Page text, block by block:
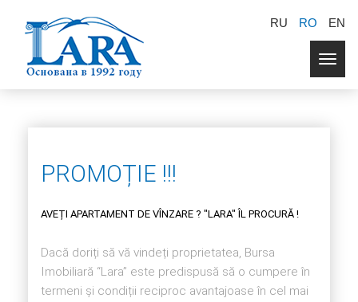
RU RO EN
PROMOȚIE !!!
AVEȚI APARTAMENT DE VÎNZARE ? "LARA" ÎL PROCURĂ !
Dacă doriți să vă vindeți proprietatea, Bursa
Imobiliară “Lara” este predispusă să o cumpere în
termeni și condiții reciproc avantajoase în cel mai